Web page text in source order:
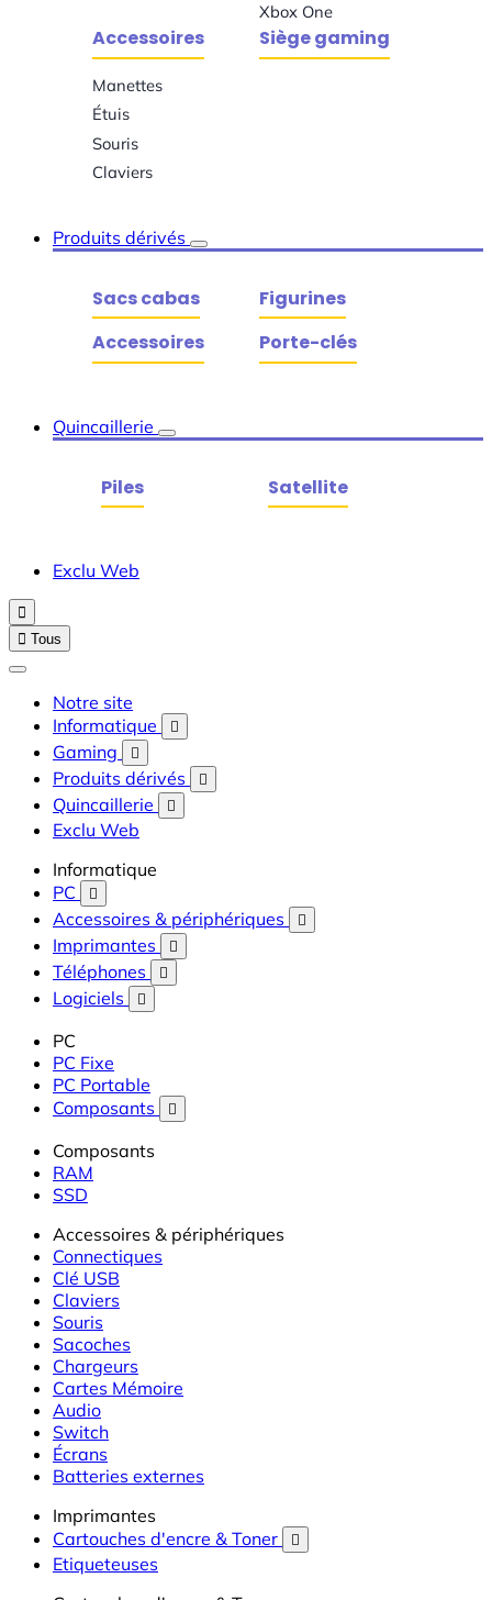
Xbox One
Accessoires
Manettes
Étuis
Souris
Claviers
Siège gaming
Produits dérivés
Sacs cabas
Figurines
Accessoires
Porte-clés
Quincaillerie
Piles Satellite
Exclu Web

 Tous
Notre site
Informatique

Gaming 
Produits dérivés 
Quincaillerie 
Exclu Web
Informatique
PC

Accessoires & périphériques 
Imprimantes 
Téléphones 
Logiciels 
PC
PC Fixe
PC Portable
Composants

Composants
RAM
SSD
Accessoires & périphériques
Connectiques
Clé USB
Claviers
Souris
Sacoches
Chargeurs
Cartes Mémoire
Audio
Switch
Écrans
Batteries externes
Imprimantes
Cartouches d'encre & Toner

Etiqueteuses